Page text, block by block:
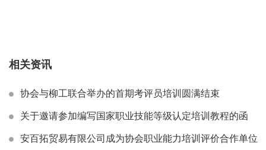
相关资讯
协会与柳工联合举办的首期考评员培训圆满结束
关于邀请参加编写国家职业技能等级认定培训教程的函
安百拓贸易有限公司成为协会职业能力培训评价合作单位